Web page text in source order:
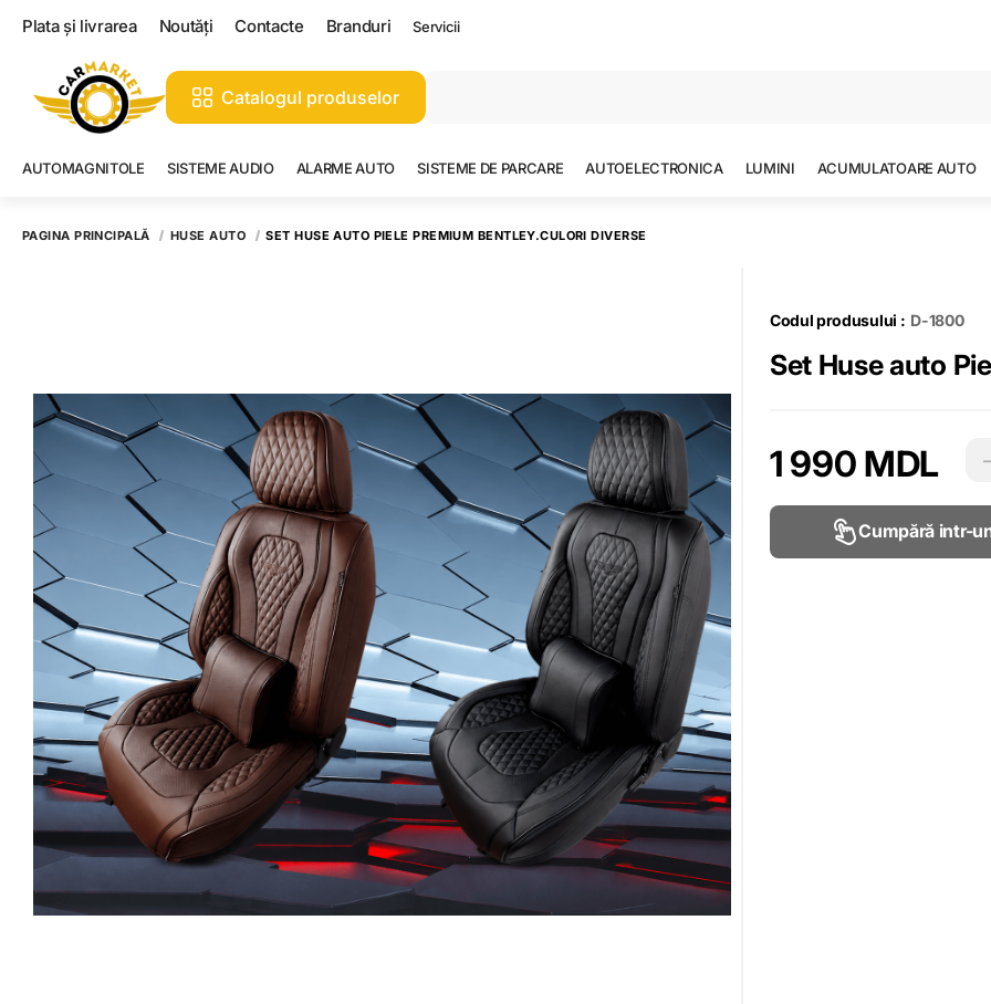
Plata și livrarea Noutăți Contacte Branduri Servicii
Catalogul produselor
Toate rezultatele căutării [0 de produse]
AUTOMAGNITOLE SISTEME AUDIO ALARME AUTO SISTEME DE PARCARE AUTOELECTRONICA LUMINI ACUMULATOARE AUTO
PAGINA PRINCIPALĂ HUSE AUTO SET HUSE AUTO PIELE PREMIUM BENTLEY.CULORI DIVERSE
Codul produsului : D-1800
1 990 MDL
Cumpără intr-